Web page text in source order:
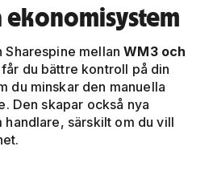
ekonomisystem
Sharespine mellanWM3 och
får du bättre kontroll på din
du minskar den manuella
Den skapar också nya
särskilt om du vill